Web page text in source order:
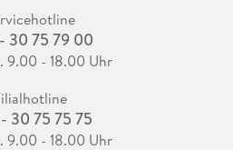
30 75 79 00
9.00 - 18.00 Uhr
30 75 75 75
9.00 - 18.00 Uhr